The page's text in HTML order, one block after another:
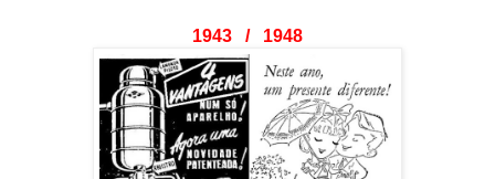
1943 / 1948